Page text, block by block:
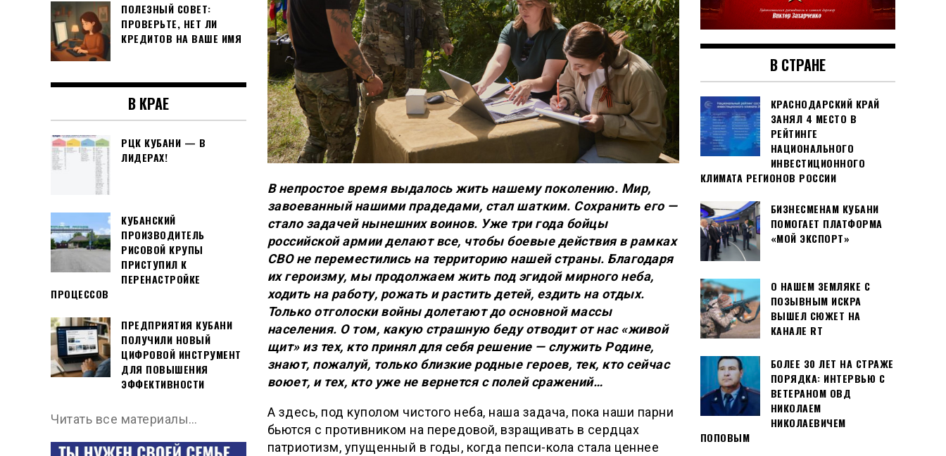
В непростое время выдалось жить нашему поколению. Мир,
завоеванный нашими прадедами, стал шатким. Сохранить его —
стало задачей нынешних воинов. Уже три года бойцы
российской армии делают все, чтобы боевые действия в рамках
СВО не переместились на территорию нашей страны. Благодаря
их героизму, мы продолжаем жить под эгидой мирного неба,
ходить на работу, рожать и растить детей, ездить на отдых.
Только отголоски войны долетают до основной массы
населения. О том, какую страшную беду отводит от нас «живой
щит» из тех, кто принял для себя решение — служить Родине,
знают, пожалуй, только близкие родные героев, тек, кто сейчас
воюет, и тех, кто уже не вернется с полей сражений…
А здесь, под куполом чистого неба, наша задача, пока наши парни
бьются с противником на передовой, взращивать в сердцах
патриотизм, упущенный в годы, когда пепси-кола стала ценнее
ПОЛЕЗНЫЙ СОВЕТ:
ПРОВЕРЬТЕ, НЕТ ЛИ
КРЕДИТОВ НА ВАШЕ ИМЯ
В КРАЕ
РЦК КУБАНИ — В
ЛИДЕРАХ!
КУБАНСКИЙ
ПРОИЗВОДИТЕЛЬ
РИСОВОЙ КРУПЫ
ПРИСТУПИЛ К
ПЕРЕНАСТРОЙКЕ
ПРОЦЕССОВ
ПРЕДПРИЯТИЯ КУБАНИ
ПОЛУЧИЛИ НОВЫЙ
ЦИФРОВОЙ ИНСТРУМЕНТ
ДЛЯ ПОВЫШЕНИЯ
ЭФФЕКТИВНОСТИ
Читать все материалы…
В СТРАНЕ
КРАСНОДАРСКИЙ КРАЙ
ЗАНЯЛ 4 МЕСТО В
РЕЙТИНГЕ
НАЦИОНАЛЬНОГО
ИНВЕСТИЦИОННОГО
КЛИМАТА РЕГИОНОВ РОССИИ
БИЗНЕСМЕНАМ КУБАНИ
ПОМОГАЕТ ПЛАТФОРМА
«МОЙ ЭКСПОРТ»
О НАШЕМ ЗЕМЛЯКЕ С
ПОЗЫВНЫМ ИСКРА
ВЫШЕЛ СЮЖЕТ НА
КАНАЛЕ RT
БОЛЕЕ 30 ЛЕТ НА СТРАЖЕ
ПОРЯДКА: ИНТЕРВЬЮ С
ВЕТЕРАНОМ ОВД
НИКОЛАЕМ
НИКОЛАЕВИЧЕМ
ПОПОВЫМ